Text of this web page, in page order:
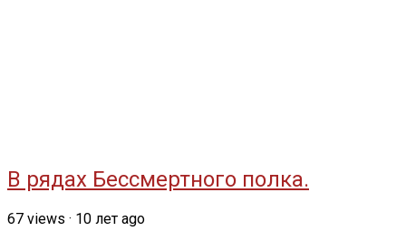
В рядах Бессмертного полка.
67 views · 10 лет ago